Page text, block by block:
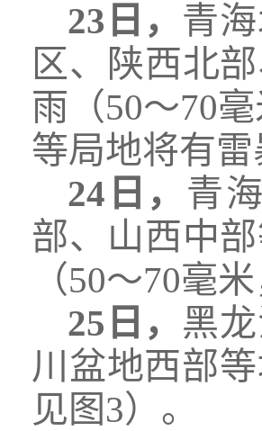
23日， 青
区、陕西北
雨（50～70
等局地将有
24日， 青
部、山西中
（50～70毫
25日， 黑
川盆地西部
见图3）。